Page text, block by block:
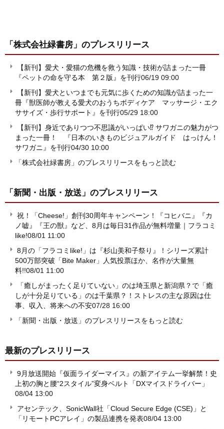
「株式会社緑書房」 のプレスリリース
【新刊】愛犬・愛猫の危機を救う知識・技術が詰まった一冊
『ペットの命を守る本 第２版』を刊行06/19 09:00
【新刊】愛犬といつまでも元気に歩くための知識が詰まった一
冊『獣医師が教える愛犬のおうちボディケア マッサージ・エク
ササイズ・歩行サポート』を刊行05/29 18:00
【新刊】身近でありつつ不思議がいっぱい⁉ サワガニの魅力がつ
まった一冊！ 『日本のいきものビジュアルガイド はっけん！
サワガニ』を刊行04/30 10:00
「株式会社緑書房」のプレスリリースをもっと読む
「新聞・出版・放送」 のプレスリリース
祝！「Cheese!」創刊30周年キャンペーン！『コヒバニ』『カ
ノ嘘』『王の獣』など、8月は毎日31作品が無料増量｜フラコミ
like!08/01 11:00
8月の「フラコミlike!」は『杉山美和子祭り』！シリーズ累計
500万部突破「Bite Maker」人気投票ほか、名作が大量無
料!!08/01 11:00
「癒しがまったく足りていない」のは埼玉県と新潟県？で「癒
しが十分足りている」のは千葉県？！ストレスの主な原因は仕
事、収入、将来への不安07/28 16:00
「新聞・出版・放送」のプレスリリースをもっと読む
最新のプレスリリース
9月放送開始『仮面ライダーマイス』の新アイテム一挙解禁！史
上初の胸と腰“2スタイル”変身ベルト「DXマイスドライバー」
08/04 13:00
アセンテック、SonicWall社「Cloud Secure Edge (CSE)」と
「リモートPCアレイ」の製品連携を発表08/04 13:00